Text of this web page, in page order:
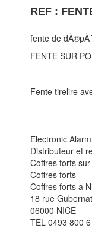
REF :
fente de
FENTE SUR
Fente tirelire
Electronic Alarm
Distributeur et
Coffres forts
Coffres forts
Coffres forts a
18 rue
06000 NICE
TEL 0493 800